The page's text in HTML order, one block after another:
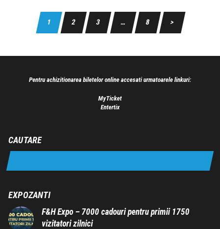
1 2 3 … 8 >
Pentru achizitionarea biletelor online accesati urmatoarele linkuri:
MyTicket
Entertix
CAUTARE
EXPOZANTI
F&H Expo – 7000 cadouri pentru primii 1750
vizitatori zilnici